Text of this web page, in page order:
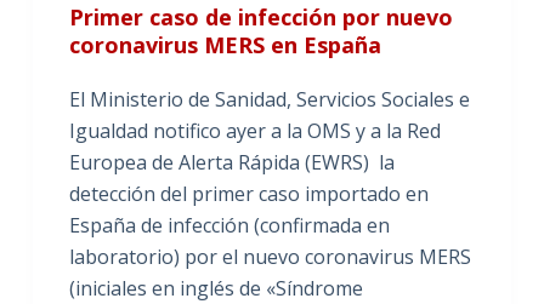
Primer caso de infección por nuevo
coronavirus MERS en España
El Ministerio de Sanidad, Servicios Sociales e
Igualdad notifico ayer a la OMS y a la Red
Europea de Alerta Rápida (EWRS) la
detección del primer caso importado en
España de infección (confirmada en
laboratorio) por el nuevo coronavirus MERS
(iniciales en inglés de «Síndrome